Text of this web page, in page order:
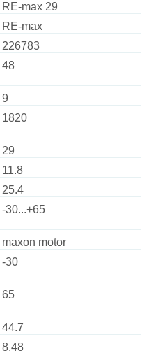
RE-max 29
RE-max
226783
48
9
1820
29
11.8
25.4
-30...+65
maxon motor
-30
65
44.7
8.48